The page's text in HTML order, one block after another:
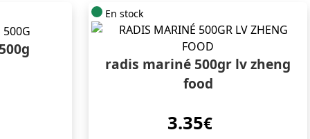
En stock
radis mariné 500gr lv zheng
food
3.35€